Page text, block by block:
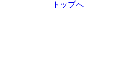
トップへ